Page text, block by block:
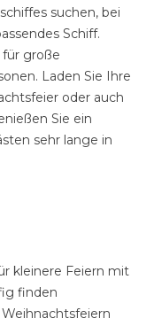
suchen, bei
Schiff.
große
Laden Sie Ihre
oder auch
Sie ein
sehr lange in
kleinere Feiern mit
finden